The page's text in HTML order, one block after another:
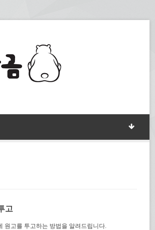
고
원고를 투고하는 방법을 알려드립니다.